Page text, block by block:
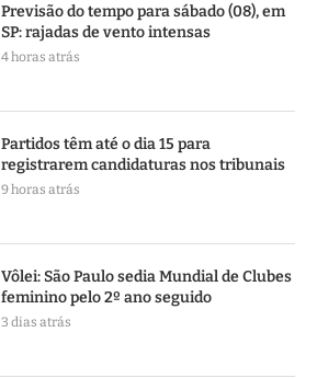
Previsão do tempo para sábado (08), em
SP: rajadas de vento intensas
4 horas atrás
Partidos têm até o dia 15 para
registrarem candidaturas nos tribunais
9 horas atrás
Vôlei: São Paulo sedia Mundial de Clubes
feminino pelo 2º ano seguido
3 dias atrás